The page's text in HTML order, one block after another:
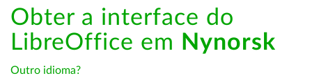
Obter a interface do
LibreOffice em Nynorsk
Outro idioma?